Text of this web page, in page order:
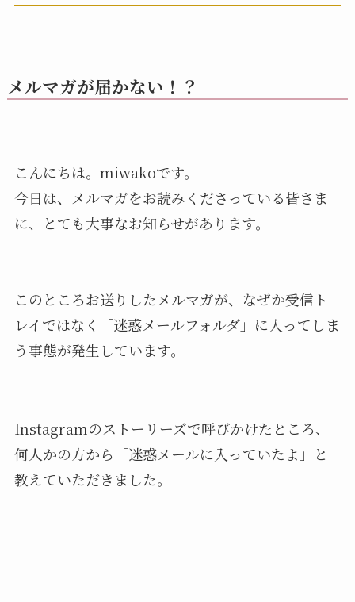
メルマガが届かない！？
こんにちは。miwakoです。
今日は、メルマガをお読みくださっている皆さま
に、とても大事なお知らせがあります。
このところお送りしたメルマガが、なぜか受信ト
レイではなく「迷惑メールフォルダ」に入ってしま
う事態が発生しています。
Instagramのストーリーズで呼びかけたところ、
何人かの方から「迷惑メールに入っていたよ」と
教えていただきました。